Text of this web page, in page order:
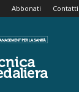
Abbonati Contatti